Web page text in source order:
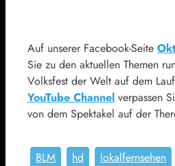
Auf unserer Facebook-Seite
Sie zu den aktuellen Themen
Volksfest der Welt auf dem
YouTube Channel verpassen
von dem Spektakel auf der
BLM hd lokalfernsehen